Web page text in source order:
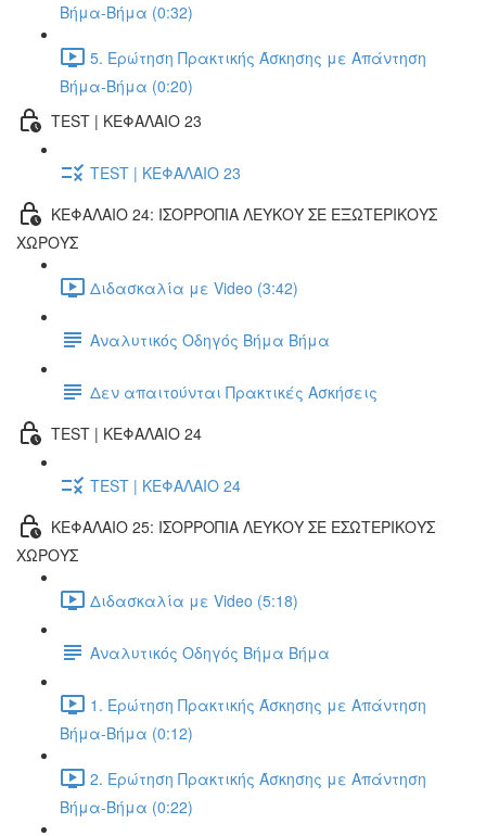
Βήμα-Βήμα (0:32)
5. Ερώτηση Πρακτικής Άσκησης με Απάντηση
Βήμα-Βήμα (0:20)
TEST | ΚΕΦΑΛΑΙΟ 23
TEST | ΚΕΦΑΛΑΙΟ 23
ΚΕΦΑΛΑΙΟ 24: ΙΣΟΡΡΟΠΙΑ ΛΕΥΚΟΥ ΣΕ ΕΞΩΤΕΡΙΚΟΥΣ
ΧΩΡΟΥΣ
Διδασκαλία με Video (3:42)
Αναλυτικός Οδηγός Βήμα Βήμα
Δεν απαιτούνται Πρακτικές Ασκήσεις
TEST | ΚΕΦΑΛΑΙΟ 24
TEST | ΚΕΦΑΛΑΙΟ 24
ΚΕΦΑΛΑΙΟ 25: ΙΣΟΡΡΟΠΙΑ ΛΕΥΚΟΥ ΣΕ ΕΣΩΤΕΡΙΚΟΥΣ
ΧΩΡΟΥΣ
Διδασκαλία με Video (5:18)
Αναλυτικός Οδηγός Βήμα Βήμα
1. Ερώτηση Πρακτικής Άσκησης με Απάντηση
Βήμα-Βήμα (0:12)
2. Ερώτηση Πρακτικής Άσκησης με Απάντηση
Βήμα-Βήμα (0:22)